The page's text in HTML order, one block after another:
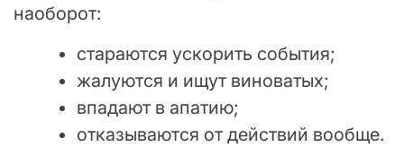
наоборот:
стараются ускорить события;
жалуются и ищут виноватых;
впадают в апатию;
отказываются от действий вообще.